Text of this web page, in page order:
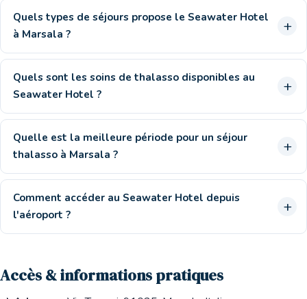
Quels types de séjours propose le Seawater Hotel
à Marsala ?
Quels sont les soins de thalasso disponibles au
Seawater Hotel ?
Quelle est la meilleure période pour un séjour
thalasso à Marsala ?
Comment accéder au Seawater Hotel depuis
l'aéroport ?
Accès & informations pratiques